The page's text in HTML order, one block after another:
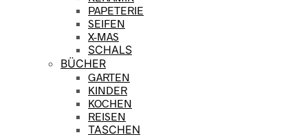
PAPETERIE
SEIFEN
X-MAS
SCHALS
BÜCHER
GARTEN
KINDER
KOCHEN
REISEN
TASCHEN